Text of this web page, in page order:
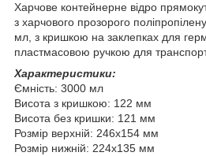
Харчове контейнерне відро
з харчового прозорого
мл, з кришкою на заклепках для
пластмасовою ручкою для
Характеристики:
Ємність: 3000 мл
Висота з кришкою: 122 мм
Висота без кришки: 121 мм
Розмір верхній: 246х154 мм
Розмір нижній: 224х135 мм